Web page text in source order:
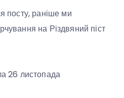
посту, раніше ми
на Різдвяний піст
26 листопада